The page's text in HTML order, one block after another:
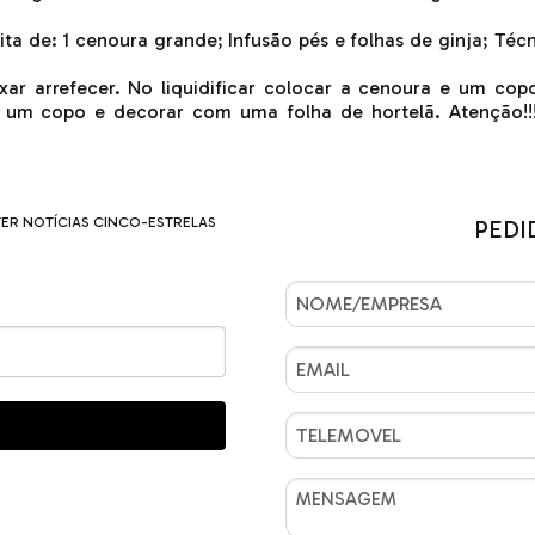
de: 1 cenoura grande; Infusão pés e folhas de ginja;
arrefecer. No liquidificar colocar a cenoura e um
copo e decorar com uma folha de hortelã.
NOTÍCIAS CINCO-ESTRELAS